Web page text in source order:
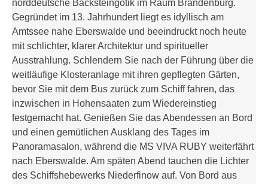
norddeutsche Backsteingotik im Raum Brandenburg.
Gegründet im 13. Jahrhundert liegt es idyllisch am
Amtssee nahe Eberswalde und beeindruckt noch heute
mit schlichter, klarer Architektur und spiritueller
Ausstrahlung. Schlendern Sie nach der Führung über die
weitläufige Klosteranlage mit ihren gepflegten Gärten,
bevor Sie mit dem Bus zurück zum Schiff fahren, das
inzwischen in Hohensaaten zum Wiedereinstieg
festgemacht hat. Genießen Sie das Abendessen an Bord
und einen gemütlichen Ausklang des Tages im
Panoramasalon, während die MS VIVA RUBY weiterfährt
nach Eberswalde. Am späten Abend tauchen die Lichter
des Schiffshebewerks Niederfinow auf. Von Bord aus